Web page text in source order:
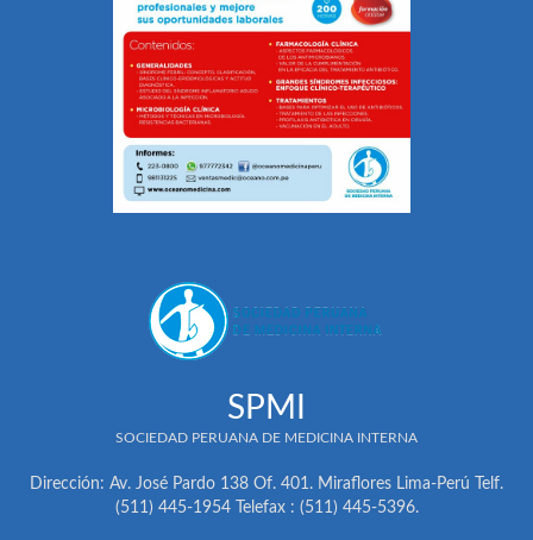
SPMI
SOCIEDAD PERUANA DE MEDICINA INTERNA
Dirección: Av. José Pardo 138 Of. 401. Miraflores Lima-Perú Telf.
(511) 445-1954 Telefax : (511) 445-5396.